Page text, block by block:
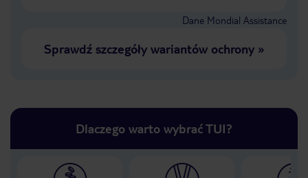
Dane Mondial Assistance
Sprawdź szczegóły wariantów ochrony»
Dlaczego warto wybrać TUI?